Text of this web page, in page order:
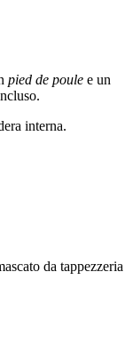
pied de poule e un
interna.
da tappezzeria